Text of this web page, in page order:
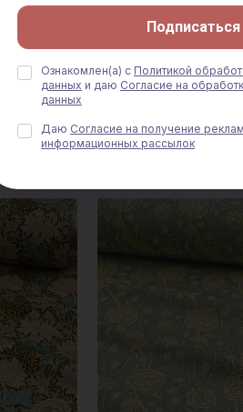
цветы
м.кв
Импорт. хлопок
"Элегия роз"
520 руб.
Подписаться
Ознакомлен(а) с Политикой
данных и даю Согласие на
данных
Даю Согласие на получение
информационных рассылок